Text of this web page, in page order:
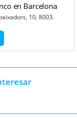
en Barcelona
10, 8003.